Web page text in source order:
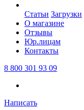
Статьи Загрузки
О магазине
Отзывы
Юр.лицам
Контакты
8 800 301 93 09
Написать